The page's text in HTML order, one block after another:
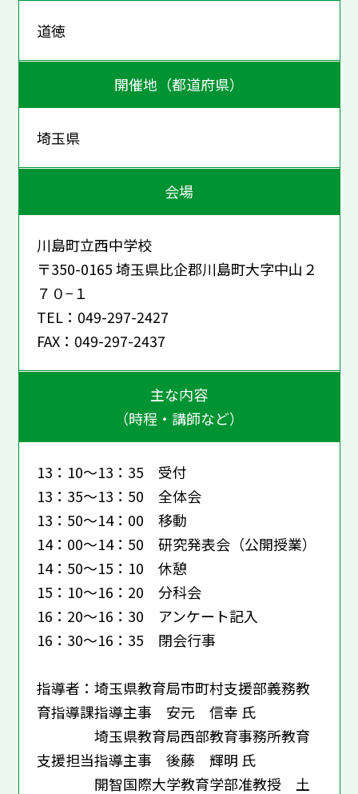
道徳
開催地（都道府県）
埼玉県
会場
川島町立西中学校
〒350-0165 埼玉県比企郡川島町大字中山２
７０−１
TEL：049-297-2427
FAX：049-297-2437
主な内容
（時程・講師など）
13：10～13：35 受付
13：35～13：50 全体会
13：50～14：00 移動
14：00～14：50 研究発表会（公開授業）
14：50～15：10 休憩
15：10～16：20 分科会
16：20～16：30 アンケート記入
16：30～16：35 閉会行事
指導者：埼玉県教育局市町村支援部義務教
育指導課指導主事 安元 信幸 氏
埼玉県教育局西部教育事務所教育
支援担当指導主事 後藤 輝明 氏
開智国際大学教育学部准教授 土